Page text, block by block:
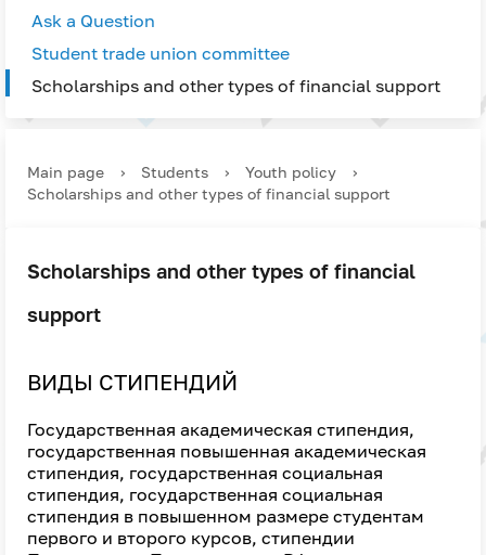
Ask a Question
Student trade union committee
Scholarships and other types of financial support
Main page › Students › Youth policy
›
Scholarships and other types of financial support
Scholarships and other types of financial
support
ВИДЫ СТИПЕНДИЙ
Государственная академическая стипендия,
государственная повышенная академическая
стипендия, государственная социальная
стипендия, государственная социальная
стипендия в повышенном размере студентам
первого и второго курсов, стипендии